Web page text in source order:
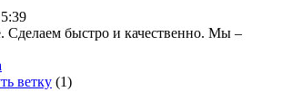
Сделаем быстро и качественно. Мы –
ветку (1)